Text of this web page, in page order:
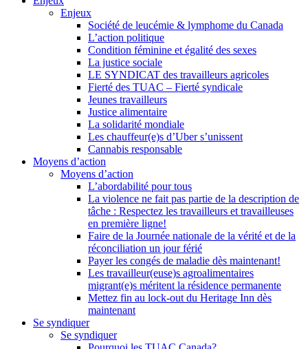
Enjeux
Société de leucémie & lymphome du Canada
L’action politique
Condition féminine et égalité des sexes
La justice sociale
LE SYNDICAT des travailleurs agricoles
Fierté des TUAC – Fierté syndicale
Jeunes travailleurs
Justice alimentaire
La solidarité mondiale
Les chauffeur(e)s d’Uber s’unissent
Cannabis responsable
Moyens d’action
Moyens d’action
L’abordabilité pour tous
La violence ne fait pas partie de la description de
tâche : Respectez les travailleurs et travailleuses
en première ligne!
Faire de la Journée nationale de la vérité et de la
réconciliation un jour férié
Payer les congés de maladie dès maintenant!
Les travailleur(euse)s agroalimentaires
migrant(e)s méritent la résidence permanente
Mettez fin au lock-out du Heritage Inn dès
maintenant
Se syndiquer
Se syndiquer